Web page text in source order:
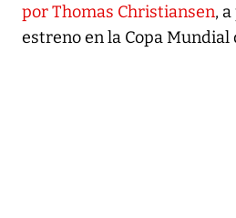
por Thomas Christiansen,
estreno en la Copa Mundial